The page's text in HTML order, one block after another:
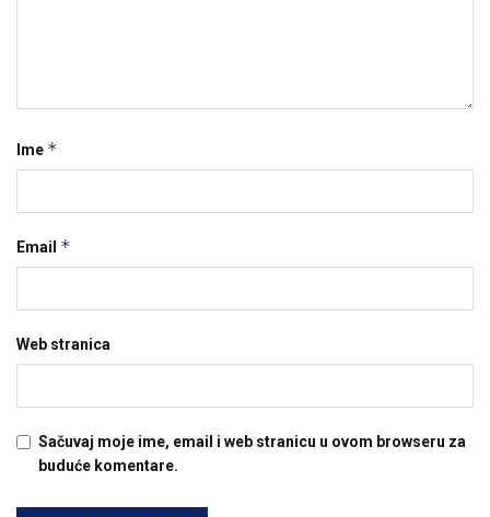
Ime *
Email *
Web stranica
Sačuvaj moje ime, email i web stranicu u ovom browseru za
buduće komentare.